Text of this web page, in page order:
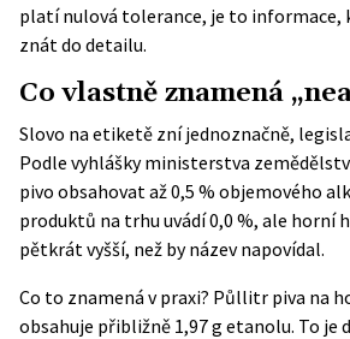
platí nulová tolerance, je to informace,
znát do detailu.
Co vlastně znamená
Slovo na etiketě zní jednoznačně,
Podle vyhlášky ministerstva
pivo obsahovat až 0,5 % objemového
produktů na trhu uvádí 0,0 %, ale horní
pětkrát vyšší, než by název napovídal.
Co to znamená v praxi? Půllitr piva na
obsahuje přibližně 1,97 g etanolu. To je